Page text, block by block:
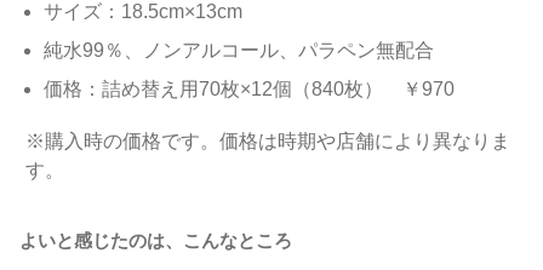
サイズ：18.5cm×13cm
純水99％、ノンアルコール、パラペン無配合
価格：詰め替え用70枚×12個（840枚） ￥970
※購入時の価格です。価格は時期や店舗により異なりま
す。
よいと感じたのは、こんなところ